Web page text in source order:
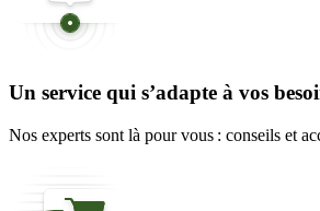
Un service qui s’adapte à vos
Nos experts sont là pour vous : conseils et